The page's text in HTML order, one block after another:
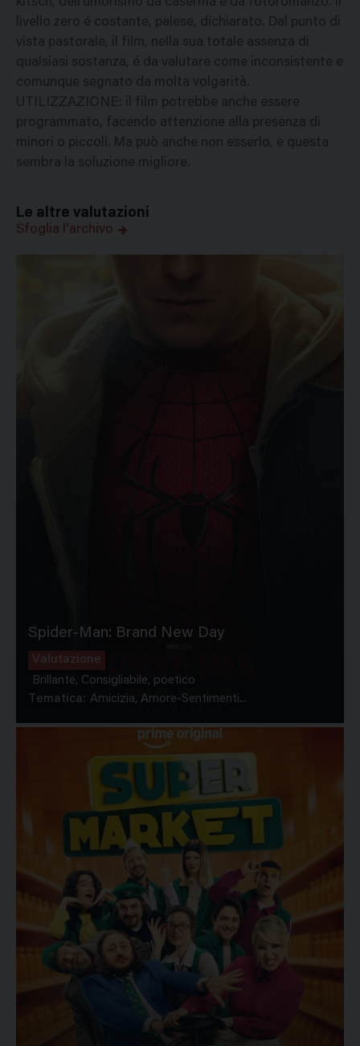
kitsch, dell'umorismo da caserma e da fotoromanzo. Il
livello zero é costante, palese, dichiarato. Dal punto di
vista pastorale, il film, nella sua totale assenza di
qualsiasi sostanza, é da valutare come inconsistente e
comunque segnato da molta volgarità.
UTILIZZAZIONE: il film potrebbe anche essere
programmato, facendo attenzione alla presenza di
minori o piccoli. Ma può anche non esserlo, e questa
sembra la soluzione migliore.
Le altre valutazioni
Sfoglia l'archivo
Spider-Man: Brand New Day
Valutazione
Brillante, Consigliabile, poetico
Tematica: Amicizia, Amore-Sentimenti...